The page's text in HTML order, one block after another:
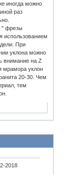
иногда можно
раз
" фрезы
использованием
При
уклона можно
внимание на Z
мрамора уклон
20-30. Чем
тем
2018